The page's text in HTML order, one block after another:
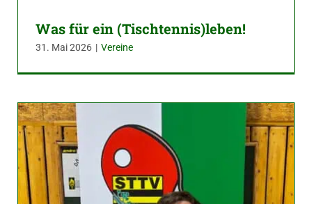
Was für ein (Tischtennis)leben!
31. Mai 2026 | Vereine